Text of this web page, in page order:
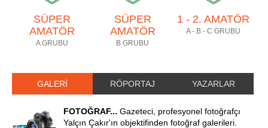
SÜPER
AMATÖR
A GRUBU
SÜPER
AMATÖR
B GRUBU
1 - 2. AMATÖR
A - B - C GRUBU
GALERİ RÖPORTAJ YAZARLAR
FOTOĞRAF... Gazeteci, profesyonel fotoğrafçı
Yalçın Çakır'ın objektifinden fotoğraf galerileri.